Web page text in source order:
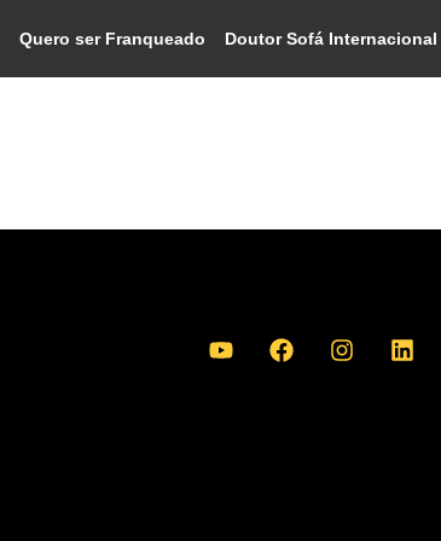
Quero ser Franqueado Doutor Sofá Internacional